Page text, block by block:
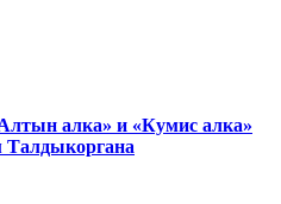
алка» и «Кумис алка»
Талдыкоргана